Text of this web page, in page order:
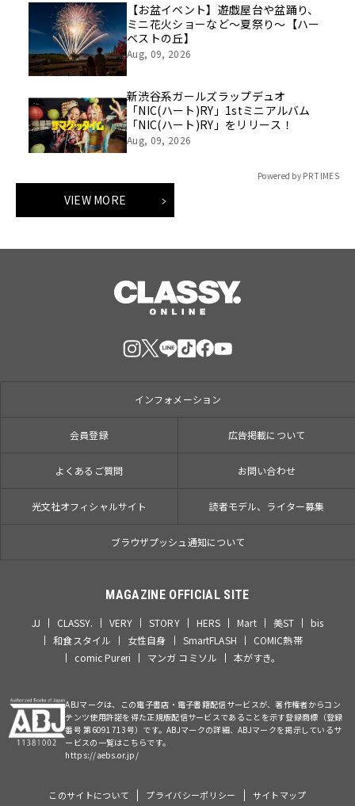
【お盆イベント】遊戯屋台や盆踊り、
ミニ花火ショーなど～夏祭り～【ハー
ベストの丘】
Aug, 09, 2026
新渋谷系ガールズラップデュオ
「NIC(ハート)RY」1stミニアルバム
「NIC(ハート)RY」をリリース！
Aug, 09, 2026
Powered by PR TIMES
VIEW MORE
インフォメーション
会員登録 広告掲載について
よくあるご質問 お問い合わせ
光文社オフィシャルサイト 読者モデル、ライター募集
ブラウザプッシュ通知について
MAGAZINE OFFICIAL SITE
JJ CLASSY. VERY STORY HERS Mart 美ST
bis
和食スタイル
女性自身 SmartFLASH
COMIC熱帯
comic Pureri
マンガ コミソル 本がすき。
ABJマークは、この電子書店・電子書籍配信サービスが、著作権者からコン
テンツ使用許諾を得た正規版配信サービスであることを示す登録商標（登録
番号 第6091713号）です。ABJマークの詳細、ABJマークを掲示しているサ
ービスの一覧はこちらです。
https://aebs.or.jp/
このサイトについて プライバシーポリシー サイトマップ